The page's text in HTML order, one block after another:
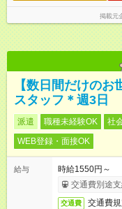
掲載元
【数日間だけの
スタッフ＊週3日
派遣 職種未経験OK 社
WEB登録・面接OK
給与
時給1550円～
交通費別途支
交通費 交通費